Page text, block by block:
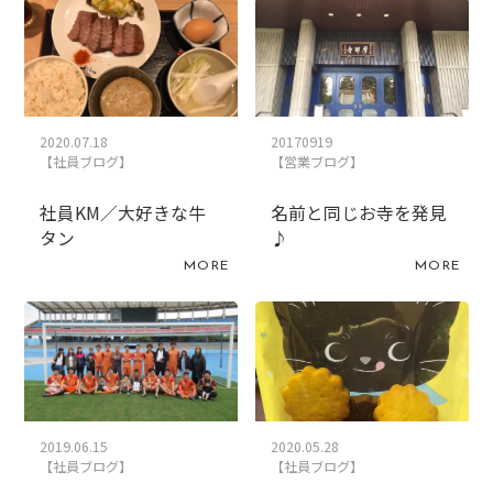
2020.07.18
【社員ブログ】
社員KM／大好きな牛
タン
MORE
20170919
【営業ブログ】
名前と同じお寺を発見
♪
MORE
2019.06.15
【社員ブログ】
2020.05.28
【社員ブログ】